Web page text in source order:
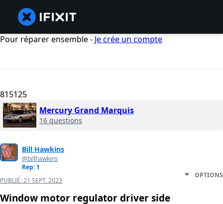
Pour réparer ensemble - Je crée un compte
815125
Mercury Grand Marquis
16 questions
Bill Hawkins
@billhawkins
Rep: 1
PUBLIÉ:21 SEPT. 2023
OPTIONS
Window motor regulator driver side